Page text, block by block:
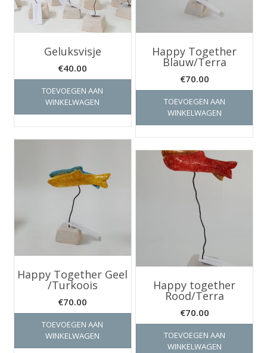
Geluksvisje
€40.00
TOEVOEGEN AAN
WINKELWAGEN
Happy Together
Blauw/Terra
€70.00
TOEVOEGEN AAN
WINKELWAGEN
Happy Together Geel
/Turkoois
€70.00
TOEVOEGEN AAN
WINKELWAGEN
Happy together
Rood/Terra
€70.00
TOEVOEGEN AAN
WINKELWAGEN